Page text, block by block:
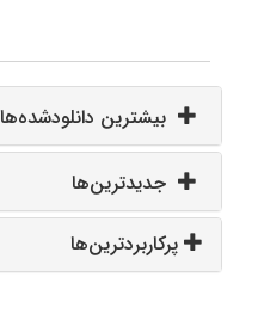
بیشترین دانلودشده‌ها
جدیدترین‌ها
پرکاربردترین‌ها